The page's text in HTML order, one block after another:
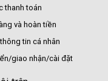
thanh toán
và hoàn tiền
tin cá nhân
giao nhận/cài đặt